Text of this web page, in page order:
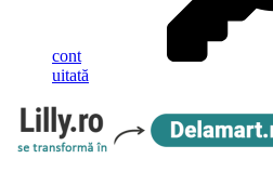
cont
uitată